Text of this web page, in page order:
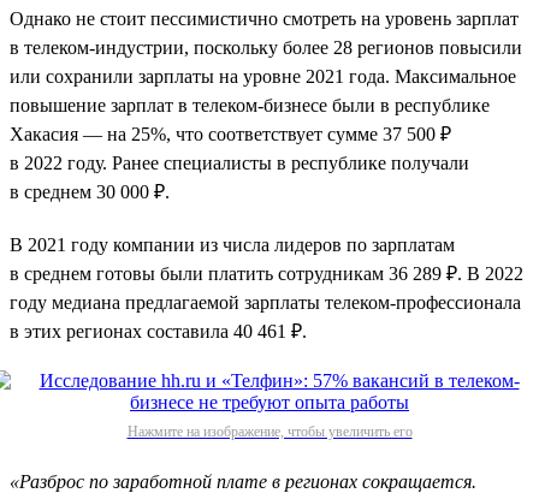
Однако не стоит пессимистично смотреть на уровень зарплат
в телеком-индустрии, поскольку более 28 регионов повысили
или сохранили зарплаты на уровне 2021 года. Максимальное
повышение зарплат в телеком-бизнесе были в республике
Хакасия — на 25%, что соответствует сумме 37 500 ₽
в 2022 году. Ранее специалисты в республике получали
в среднем 30 000 ₽.
В 2021 году компании из числа лидеров по зарплатам
в среднем готовы были платить сотрудникам 36 289 ₽. В 2022
году медиана предлагаемой зарплаты телеком-профессионала
в этих регионах составила 40 461 ₽.
Нажмите на изображение, чтобы увеличить его
«Разброс по заработной плате в регионах сокращается.